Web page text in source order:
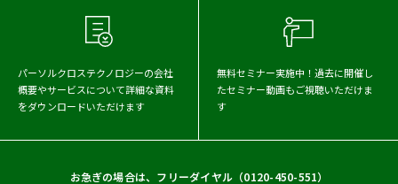
パーソルクロステクノロジーの会社
概要やサービスについて詳細な資料
をダウンロードいただけます
無料セミナー実施中！ 過去に開催し
たセミナー動画もご視聴いただけま
す
お急ぎの場合は、フリーダイヤル（0120-450-551）